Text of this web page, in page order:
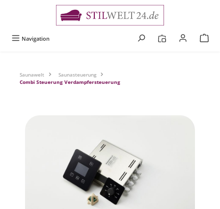
Navigation
Saunawelt
Saunasteuerung
Combi Steuerung Verdampfersteuerung